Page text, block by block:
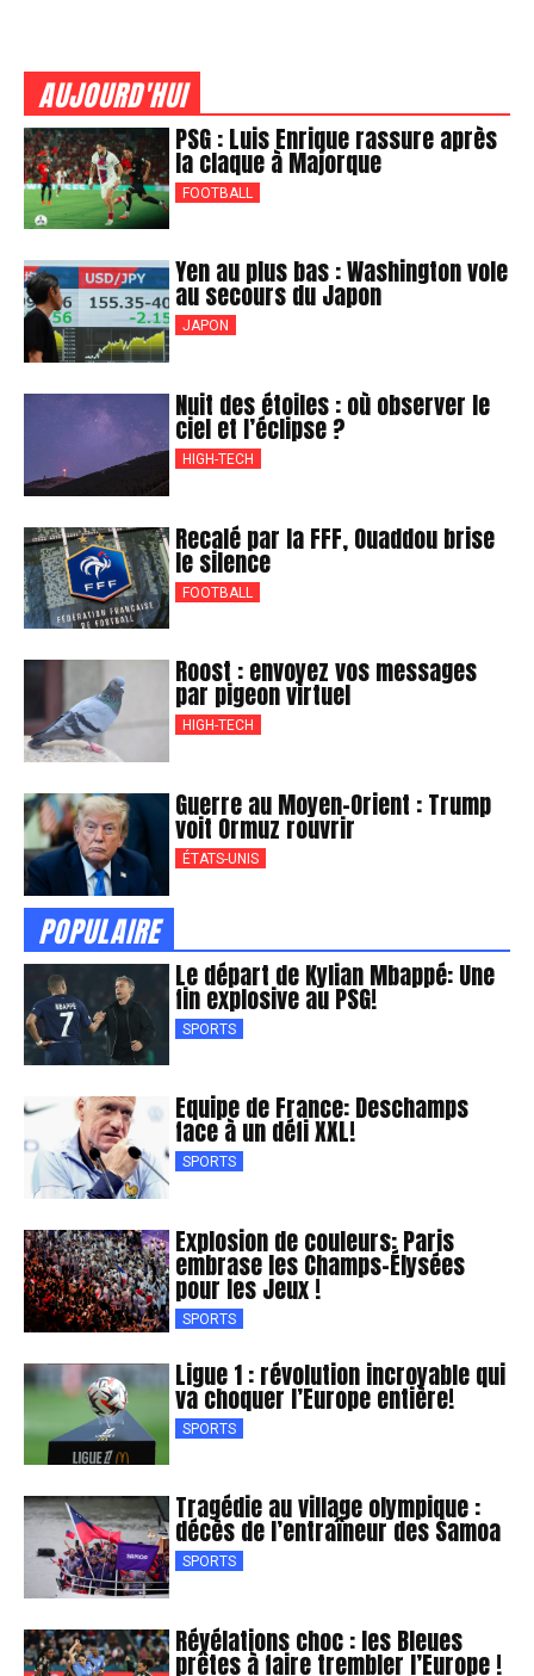
AUJOURD'HUI
PSG : Luis Enrique rassure après
la claque à Majorque
FOOTBALL
Yen au plus bas : Washington vole
au secours du Japon
JAPON
Nuit des étoiles : où observer le
ciel et l’éclipse ?
HIGH-TECH
Recalé par la FFF, Ouaddou brise
le silence
FOOTBALL
Roost : envoyez vos messages
par pigeon virtuel
HIGH-TECH
Guerre au Moyen-Orient : Trump
voit Ormuz rouvrir
ÉTATS-UNIS
POPULAIRE
Le départ de Kylian Mbappé: Une
fin explosive au PSG!
SPORTS
Equipe de France: Deschamps
face à un défi XXL!
SPORTS
Explosion de couleurs: Paris
embrase les Champs-Élysées
pour les Jeux !
SPORTS
Ligue 1 : révolution incroyable qui
va choquer l’Europe entière!
SPORTS
Tragédie au village olympique :
décès de l’entraîneur des Samoa
SPORTS
Révélations choc : les Bleues
prêtes à faire trembler l’Europe !